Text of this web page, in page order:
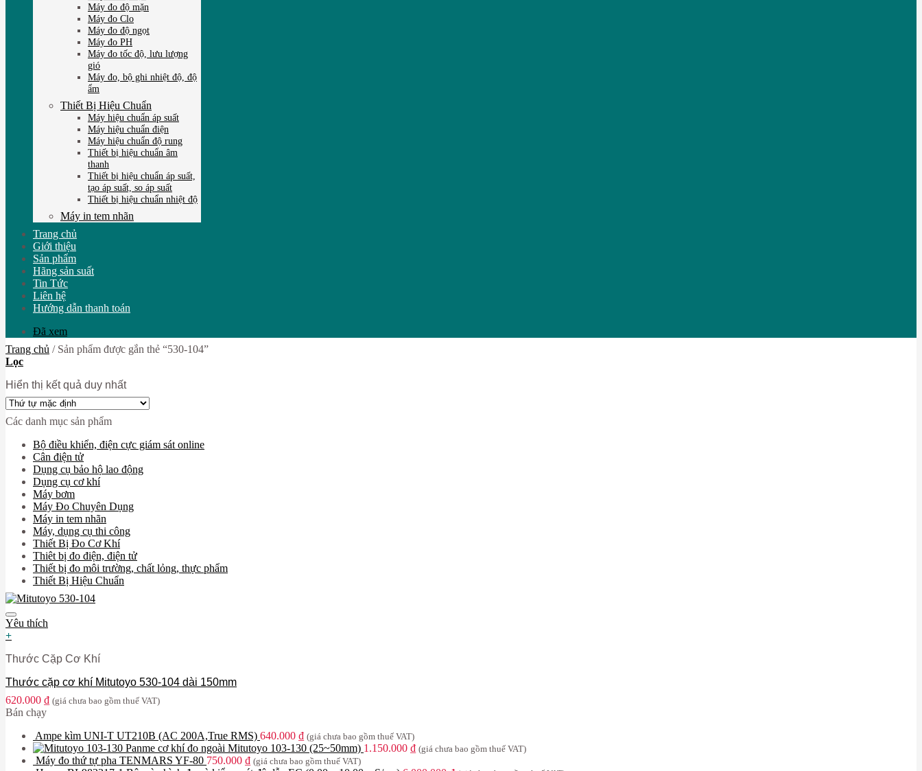
Máy đo độ mặn
Máy đo Clo
Máy đo độ ngọt
Máy đo PH
Máy đo tốc độ, lưu lượng
gió
Máy đo, bộ ghi nhiệt độ, độ
ẩm
Thiết Bị Hiệu Chuẩn
Máy hiệu chuẩn áp suất
Máy hiệu chuẩn điện
Máy hiệu chuẩn độ rung
Thiết bị hiệu chuẩn âm
thanh
Thiết bị hiệu chuẩn áp suất,
tạo áp suất, so áp suất
Thiết bị hiệu chuẩn nhiệt độ
Máy in tem nhãn
Trang chủ
Giới thiệu
Sản phẩm
Hãng sản suất
Tin Tức
Liên hệ
Hướng dẫn thanh toán
Đã xem
Trang chủ /Sản phẩm được gắn thẻ “530-104”
Lọc
Hiển thị kết quả duy nhất
Các danh mục sản phẩm
Bộ điều khiển, điện cực giám sát online
Cân điện tử
Dụng cụ bảo hộ lao động
Dụng cụ cơ khí
Máy bơm
Máy Đo Chuyên Dụng
Máy in tem nhãn
Máy, dụng cụ thi công
Thiết Bị Đo Cơ Khí
Thiêt bị đo điện, điện tử
Thiết bị đo môi trường, chất lỏng, thực phẩm
Thiết Bị Hiệu Chuẩn
Yêu thích
+
Thước Cặp Cơ Khí
Thước cặp cơ khí Mitutoyo 530-104 dài 150mm
620.000 ₫ (giá chưa bao gồm thuế VAT)
Bán chạy
Ampe kìm UNI-T UT210B (AC 200A,True RMS) 640.000 ₫ (giá chưa bao gồm thuế VAT)
Panme cơ khí đo ngoài Mitutoyo 103-130 (25~50mm) 1.150.000 ₫ (giá chưa bao gồm thuế VAT)
Máy đo thứ tự pha TENMARS YF-80 750.000 ₫ (giá chưa bao gồm thuế VAT)